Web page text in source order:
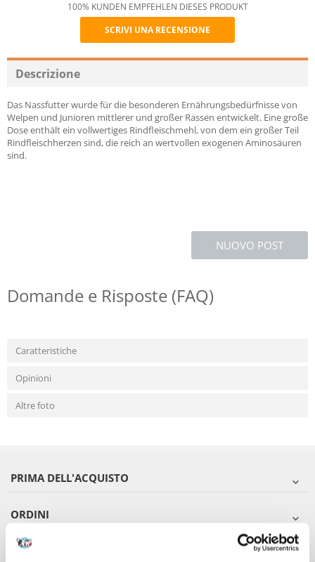
Recommend
100% KUNDEN EMPFEHLEN DIESES PRODUKT
SCRIVI UNA RECENSIONE
Descrizione
Das Nassfutter wurde für die besonderen Ernährungsbedürfnisse von
Welpen und Junioren mittlerer und großer Rassen entwickelt. Eine große
Dose enthält ein vollwertiges Rindfleischmehl, von dem ein großer Teil
Rindfleischherzen sind, die reich an wertvollen exogenen Aminosäuren
sind.
NUOVO POST
Domande e Risposte (FAQ)
Caratteristiche
Opinioni
Altre foto
PRIMA DELL'ACQUISTO
ORDINI
DOPO L'ACQUISTO